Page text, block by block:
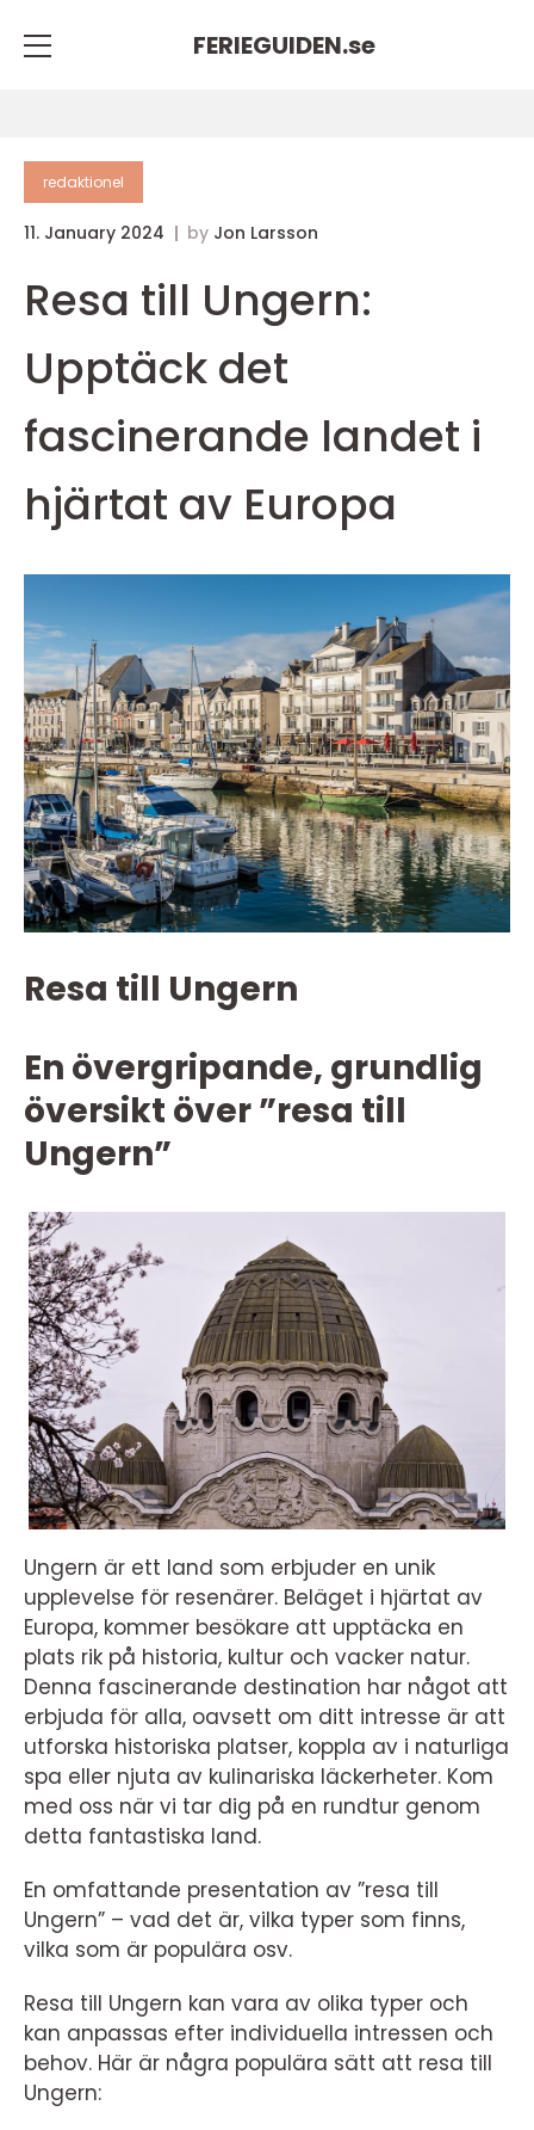
FERIEGUIDEN.se
redaktionel
11. January 2024 by Jon Larsson
Resa till Ungern:
Upptäck det
fascinerande landet i
hjärtat av Europa
Resa till Ungern
En övergripande, grundlig
översikt över ”resa till
Ungern”
Ungern är ett land som erbjuder en unik
upplevelse för resenärer. Beläget i hjärtat av
Europa, kommer besökare att upptäcka en
plats rik på historia, kultur och vacker natur.
Denna fascinerande destination har något att
erbjuda för alla, oavsett om ditt intresse är att
utforska historiska platser, koppla av i naturliga
spa eller njuta av kulinariska läckerheter. Kom
med oss när vi tar dig på en rundtur genom
detta fantastiska land.
En omfattande presentation av ”resa till
Ungern” – vad det är, vilka typer som finns,
vilka som är populära osv.
Resa till Ungern kan vara av olika typer och
kan anpassas efter individuella intressen och
behov. Här är några populära sätt att resa till
Ungern: